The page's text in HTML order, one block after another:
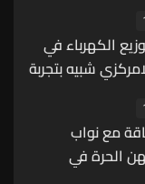
الكهرباء في
شبيه بتجربة
مع نواب
الحرة في